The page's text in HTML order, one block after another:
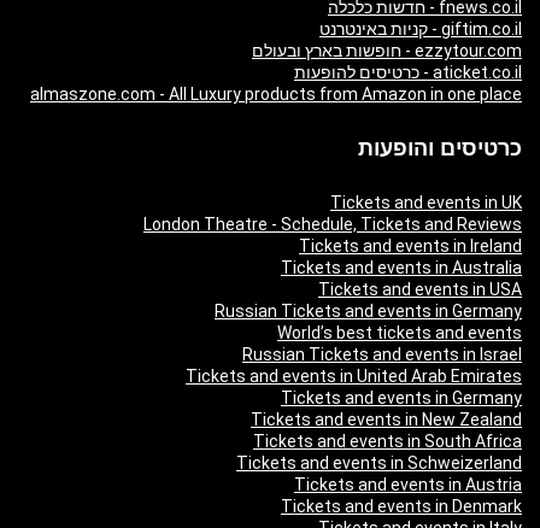
fnews.co.il - חדשות כלכלה
giftim.co.il - קניות באינטרנט
ezzytour.com - חופשות בארץ ובעולם
aticket.co.il - כרטיסים להופעות
almaszone.com - All Luxury products from Amazon in one place
כרטיסים והופעות
Tickets and events in UK
London Theatre - Schedule, Tickets and Reviews
Tickets and events in Ireland
Tickets and events in Australia
Tickets and events in USA
Russian Tickets and events in Germany
World’s best tickets and events
Russian Tickets and events in Israel
Tickets and events in United Arab Emirates
Tickets and events in Germany
Tickets and events in New Zealand
Tickets and events in South Africa
Tickets and events in Schweizerland
Tickets and events in Austria
Tickets and events in Denmark